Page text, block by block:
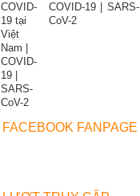
COVID-19 | SARS-
CoV-2
FACEBOOK FANPAGE